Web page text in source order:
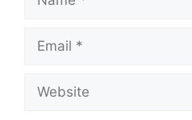
Email
Website